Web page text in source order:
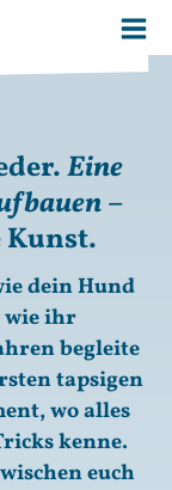
Eine
–
Kunst.
dein Hund
wie ihr
begleite
tapsigen
wo alles
kenne.
euch